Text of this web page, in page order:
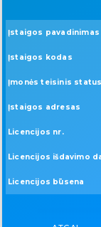
Įstaigos pavadinimas
Įstaigos kodas
Įmonės teisinis
Įstaigos adresas
Licencijos nr.
Licencijos išdavimo
Licencijos būsena